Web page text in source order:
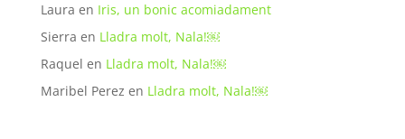
Laura en Iris, un bonic acomiadament
Sierra en Lladra molt, Nala!￼
Raquel en Lladra molt, Nala!￼
Maribel Perez en Lladra molt, Nala!￼